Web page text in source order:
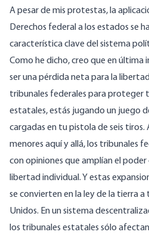
A pesar de mis protestas, la
Derechos federal a los estados se
característica clave del sistema
Como he dicho, creo que en última
ser una pérdida neta para la
tribunales federales para proteger
estatales, estás jugando un juego
cargadas en tu pistola de seis tiros.
menores aquí y allá, los tribunales
con opiniones que amplían el poder
libertad individual. Y estas
se convierten en la ley de la tierra
Unidos. En un sistema
los tribunales estatales sólo